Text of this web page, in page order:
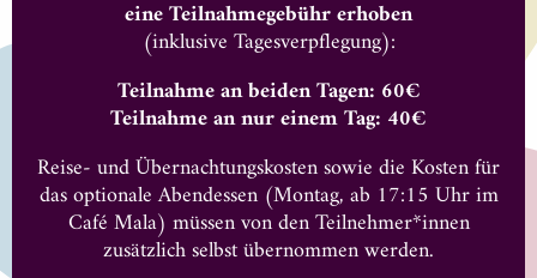
eine Teilnahmegebühr erhoben
(inklusive Tagesverpflegung):
Teilnahme an beiden Tagen: 60€
Teilnahme an nur einem Tag: 40€
Reise- und Übernachtungskosten sowie die Kosten für
das optionale Abendessen (Montag, ab 17:15 Uhr im
Café Mala) müssen von den Teilnehmer*innen
zusätzlich selbst übernommen werden.